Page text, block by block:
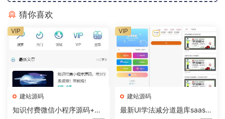
猜你喜欢
建站源码
知识付费微信小程序源码+前
VIP
建站源码
最新UI学法减分道题库saas系
VIP